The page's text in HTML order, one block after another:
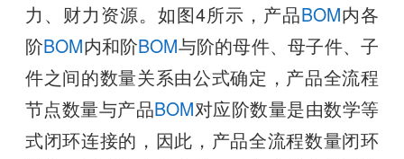
力、财力资源。如图4所示，产品BOM内各
阶BOM内和阶BOM与阶的母件、母子件、子
件之间的数量关系由公式确定，产品全流程
节点数量与产品BOM对应阶数量是由数学等
式闭环连接的，因此，产品全流程数量闭环